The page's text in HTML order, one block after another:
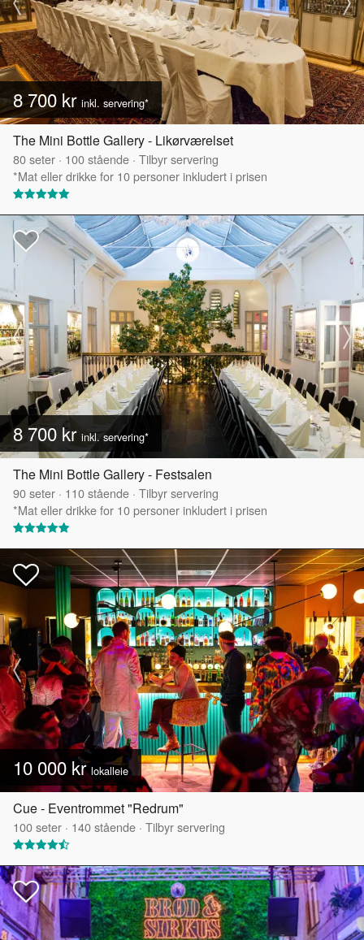
8 700 kr inkl. servering*
The Mini Bottle Gallery - Likørværelset
80seter · 100stående · Tilbyr servering
*Mat eller drikke for 10 personer inkludert i prisen
8 700 kr inkl. servering*
The Mini Bottle Gallery - Festsalen
90seter · 110stående · Tilbyr servering
*Mat eller drikke for 10 personer inkludert i prisen
10 000 krlokalleie
Cue - Eventrommet "Redrum"
100seter · 140stående · Tilbyr servering